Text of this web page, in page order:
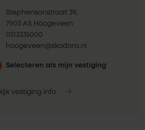
Stephensonstraat 39,
7903 AS Hoogeveen
0513335000
hoogeveen@skodora.nl
Selecteren als mijn vestiging
vestiging info